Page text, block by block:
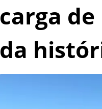
carga
da